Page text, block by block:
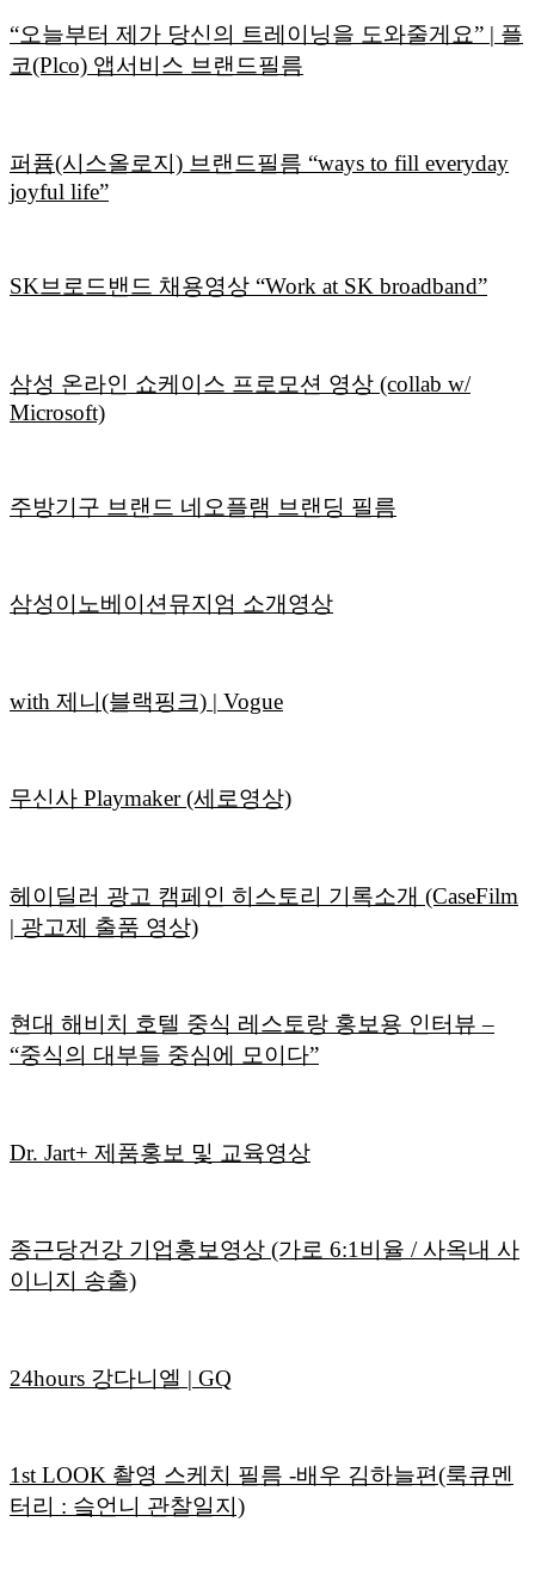
“오늘부터 제가 당신의 트레이닝을 도와줄게요” | 플
코(Plco) 앱서비스 브랜드필름
퍼퓸(시스올로지) 브랜드필름 “ways to fill everyday
joyful life”
SK브로드밴드 채용영상 “Work at SK broadband”
삼성 온라인 쇼케이스 프로모션 영상 (collab w/
Microsoft)
주방기구 브랜드 네오플램 브랜딩 필름
삼성이노베이션뮤지엄 소개영상
with 제니(블랙핑크) | Vogue
무신사 Playmaker (세로영상)
헤이딜러 광고 캠페인 히스토리 기록소개 (CaseFilm
| 광고제 출품 영상)
현대 해비치 호텔 중식 레스토랑 홍보용 인터뷰 –
“중식의 대부들 중심에 모이다”
Dr. Jart+ 제품홍보 및 교육영상
종근당건강 기업홍보영상 (가로 6:1비율 / 사옥내 사
이니지 송출)
24hours 강다니엘 | GQ
1st LOOK 촬영 스케치 필름 -배우 김하늘편(룩큐멘
터리 : 슼언니 관찰일지)